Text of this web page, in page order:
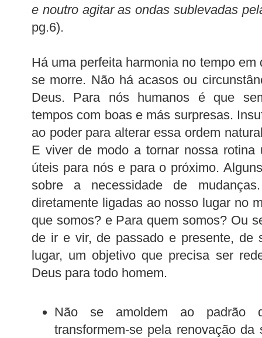
e noutro agitar as ondas sublevadas
pg.6).
Há uma perfeita harmonia no tempo
se morre. Não há acasos ou
Deus. Para nós humanos é que
tempos com boas e más surpresas.
ao poder para alterar essa ordem
E viver de modo a tornar nossa rotina
úteis para nós e para o próximo.
sobre a necessidade de
diretamente ligadas ao nosso lugar no
que somos? e Para quem somos? Ou
de ir e vir, de passado e presente, de
lugar, um objetivo que precisa ser
Deus para todo homem.
Não se amoldem ao padrão
transformem-se pela renovação